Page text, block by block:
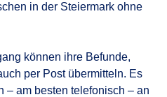
in der Steiermark ohne
können ihre Befunde,
per Post übermitteln. Es
– am besten telefonisch – an